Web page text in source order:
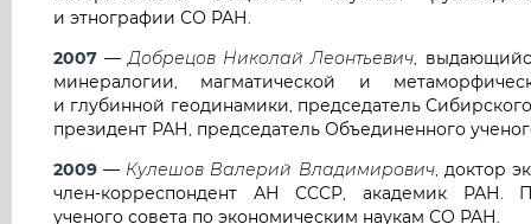
и этнографии СО РАН.
2007 — Добрецов Николай Леонтьевич ,
минералогии, магматической и
и глубинной геодинамики, председатель
президент РАН, председатель Объединенного
2009 — Кулешов Валерий Владимирович, доктор
член-корреспондент АН СССР, академик РАН.
ученого совета по экономическим наукам СО РАН.